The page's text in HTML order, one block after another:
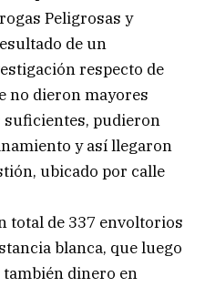
Peligrosas y
de un
respecto de
no dieron mayores
suficientes, pudieron
y así llegaron
ubicado por calle
total de 337 envoltorios
blanca, que luego
dinero en